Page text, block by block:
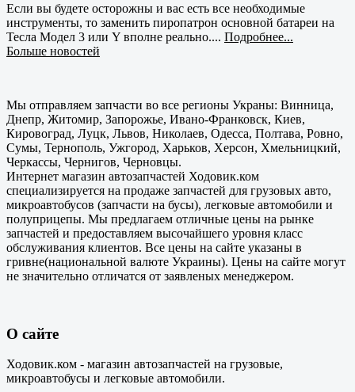
Если вы будете осторожны и вас есть все необходимые
инструменты, то заменить пиропатрон основной батареи на
Тесла Модел 3 или Y вполне реально.... Подробнее...
Больше новостей
Мы отправляем запчасти во все регионы Украны: Винница,
Днепр, Житомир, Запорожье, Ивано-Франковск, Киев,
Кировоград, Луцк, Львов, Николаев, Одесса, Полтава, Ровно,
Сумы, Тернополь, Ужгород, Харьков, Херсон, Хмельницкий,
Черкассы, Чернигов, Черновцы.
Интернет магазин автозапчастей Ходовик.ком
специализируется на продаже запчастей для грузовых авто,
микроавтобусов (запчасти на бусы), легковые автомобили и
полуприцепы. Мы предлагаем отличные цены на рынке
запчастей и предоставляем высочайшего уровня класс
обслуживания клиентов. Все цены на сайте указаны в
гривне(национальной валюте Украины). Цены на сайте могут
не значительно отличатся от заявленых менеджером.
О сайте
Ходовик.ком - магазин автозапчастей на грузовые,
микроавтобусы и легковые автомобили.